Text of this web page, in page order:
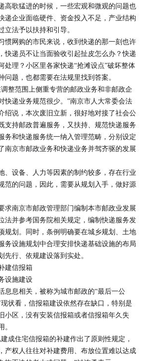
高歌猛进的时候，一些宏观和微观的问题也
递企业面临硬件、资金投入不足，产业结构
立法予以扶持和引导。
惯网购的市民来说，收到快递的那一刻也许
快递员不让当面验收引起扯皮怎么办？快递
处理？小区里各家快递“抢滩设点”破坏整体
问题，也都需要在法规里找到答案。
整范围上侧重专营的邮政业务和非邮政企
快递业务规范很少。”南京市人大常委会法
绍说，本次废旧立新，很好地对接了社会公
支持邮政普遍服务，又扶持、规范快递服务
务和快递服务统一纳入管理范畴，分别设定
南京市邮政业务和快递业务并驾齐驱的发展
、设备、人力等因素的制约较多，存在行业
范的问题，因此，需要从规划入手，做好源
求南京市邮政管理部门编制本市邮政业发展
法并参考国务院相关规定，编制快递服务发
规划。同时，条例明确要在城乡规划、土地
务设施规划中合理安排快递基础设施的布局
先行、依规建设落到实处。
建信报箱
设施建设
息息相关，被称为城市邮政的“最后一公
状看，信报箱建设依然存在缺口，特别是
小区，没有安装信报箱或者信报箱年久失
。
成住宅信报箱的补建作出了原则性规定，
产权人往往对补建费用、布放位置难以达成